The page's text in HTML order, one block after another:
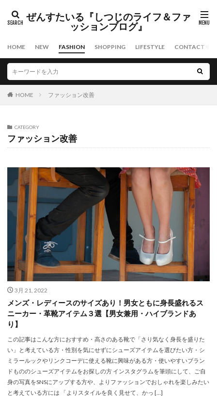
ぜんすたいる『しつじのライフ＆ファ
ッションブログ』
HOME NEW FASHION SHOPPING LIFESTYLE CONTACT
HOME ファッション改善
CATEGORY
ファッション改善
3月 21, 2022
メンズ・レディースのサイズあり！男女ともに身長盛れるス
ニーカー・革靴アイテム３選【男女兼用・ハイブランドあ
り】
この記事はこんな方におすすめ・高さのある靴で「さり気なく身長を盛りた
い」と考えている方・性別を気にせずにシューズアイテムを選びたい方・シ
ミラールックやリンクコーデに使える靴に興味がある方・使いやすいブラン
ドもののシューズアイテムをお探しの方 インスタグラムを筆頭にして、ご自
身の写真をSNSにアップする方や、よりファッションでおしゃれを楽しみたい
と考えている方には 「よりスタイルを良く見せて、かっ […]
スキンケア ファッション
メンズコスメ
検索